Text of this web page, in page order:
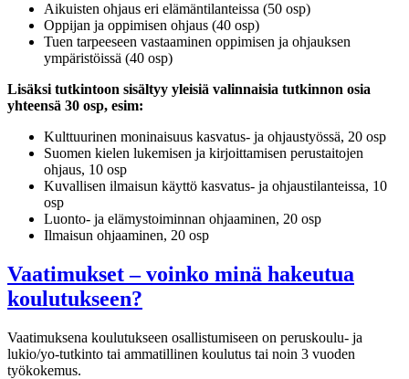
Aikuisten ohjaus eri elämäntilanteissa (50 osp)
Oppijan ja oppimisen ohjaus (40 osp)
Tuen tarpeeseen vastaaminen oppimisen ja ohjauksen
ympäristöissä (40 osp)
Lisäksi tutkintoon sisältyy yleisiä valinnaisia tutkinnon osia
yhteensä 30 osp, esim:
Kulttuurinen moninaisuus kasvatus- ja ohjaustyössä, 20 osp
Suomen kielen lukemisen ja kirjoittamisen perustaitojen
ohjaus, 10 osp
Kuvallisen ilmaisun käyttö kasvatus- ja ohjaustilanteissa, 10
osp
Luonto- ja elämystoiminnan ohjaaminen, 20 osp
Ilmaisun ohjaaminen, 20 osp
Vaatimukset – voinko minä hakeutua
koulutukseen?
Vaatimuksena koulutukseen osallistumiseen on peruskoulu- ja
lukio/yo-tutkinto tai ammatillinen koulutus tai noin 3 vuoden
työkokemus.